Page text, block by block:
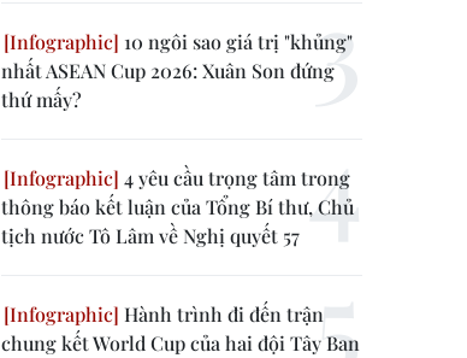
10 ngôi sao giá trị "khủng"
nhất ASEAN Cup 2026: Xuân Son đứng
thứ mấy?
4 yêu cầu trọng tâm trong
thông báo kết luận của Tổng Bí thư, Chủ
tịch nước Tô Lâm về Nghị quyết 57
Hành trình đi đến trận
chung kết World Cup của hai đội Tây Ban